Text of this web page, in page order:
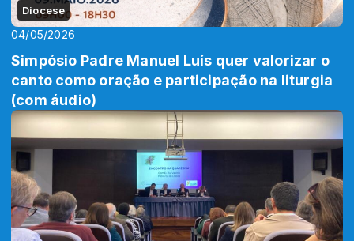
Diocese
04/05/2026
Simpósio Padre Manuel Luís quer valorizar o
canto como oração e participação na liturgia
(com áudio)